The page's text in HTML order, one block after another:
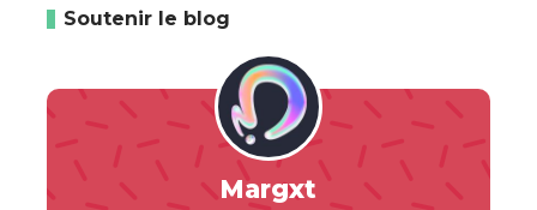
Soutenir le blog
Margxt